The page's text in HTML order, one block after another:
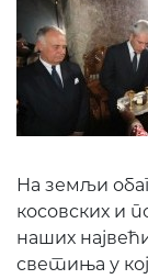
На земљи
косовских и
наших
светиња у